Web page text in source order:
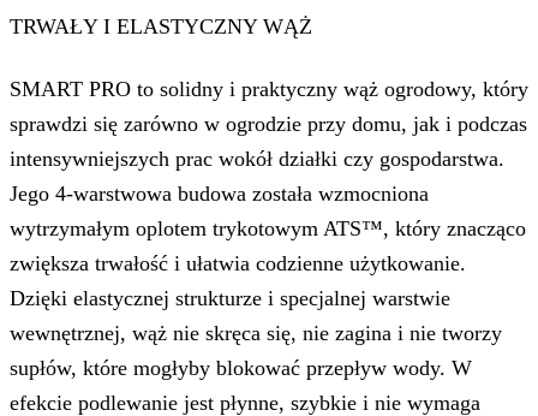
TRWAŁY I ELASTYCZNY WĄŻ
SMART PRO to solidny i praktyczny wąż ogrodowy, który
sprawdzi się zarówno w ogrodzie przy domu, jak i podczas
intensywniejszych prac wokół działki czy gospodarstwa.
Jego 4-warstwowa budowa została wzmocniona
wytrzymałym oplotem trykotowym ATS™, który znacząco
zwiększa trwałość i ułatwia codzienne użytkowanie.
Dzięki elastycznej strukturze i specjalnej warstwie
wewnętrznej, wąż nie skręca się, nie zagina i nie tworzy
supłów, które mogłyby blokować przepływ wody. W
efekcie podlewanie jest płynne, szybkie i nie wymaga